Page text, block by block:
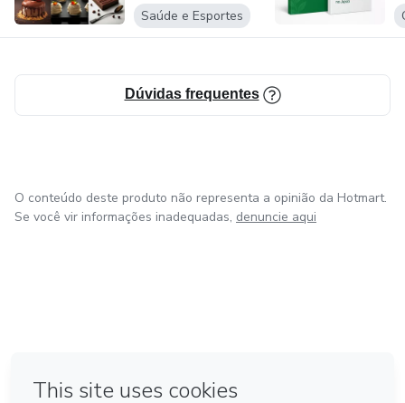
Saúde e Esportes
Dúvidas frequentes
O conteúdo deste produto não representa a opinião da Hotmart.
Se você vir informações inadequadas, denuncie aqui
Feito com ❤ em Bogotá